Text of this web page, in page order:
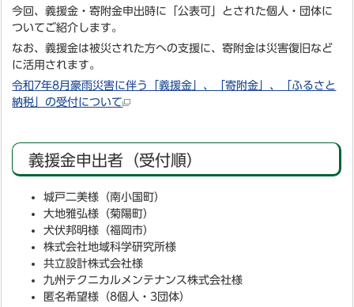
今回、義援金・寄附金申出時に「公表可」とされた個人・団体に
ついてご紹介します。
なお、義援金は被災された方への支援に、寄附金は災害復旧など
に活用されます。
令和7年8月豪雨災害に伴う「義援金」、「寄附金」、「ふるさと
納税」の受付について
義援金申出者（受付順）
城戸二美様（南小国町）
大地雅弘様（菊陽町）
犬伏邦明様（福岡市）
株式会社地域科学研究所様
共立設計株式会社様
九州テクニカルメンテナンス株式会社様
匿名希望様（8個人・3団体）